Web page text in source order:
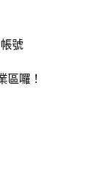
號
區囉！